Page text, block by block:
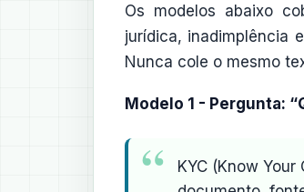
Os modelos abaixo
jurídica, inadimplência
Nunca cole o mesmo
Modelo 1 - Pergunta:
KYC (Know